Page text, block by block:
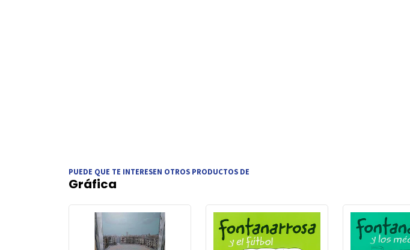
PUEDE QUE TE INTERESEN OTROS PRODUCTOS DE
Gráfica